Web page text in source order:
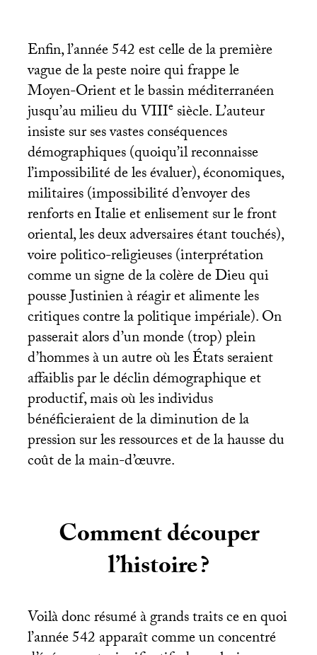
Enfin, l’année 542 est celle de la première
vague de la peste noire qui frappe le
Moyen-Orient et le bassin méditerranéen
jusqu’au milieu duVIIIesiècle. L’auteur
insiste sur ses vastes conséquences
démographiques (quoiqu’il reconnaisse
l’impossibilité de les évaluer), économiques,
militaires (impossibilité d’envoyer des
renforts en Italie et enlisement sur le front
oriental, les deux adversaires étant touchés),
voire politico-religieuses (interprétation
comme un signe de la colère de Dieu qui
pousse Justinien à réagir et alimente les
critiques contre la politique impériale). On
passerait alors d’un monde (trop) plein
d’hommes à un autre où les États seraient
affaiblis par le déclin démographique et
productif, mais où les individus
bénéficieraient de la diminution de la
pression sur les ressources et de la hausse du
coût de la main-d’œuvre.
Comment découper
l’histoire?
Voilà donc résumé à grands traits ce en quoi
l’année 542 apparaît comme un concentré